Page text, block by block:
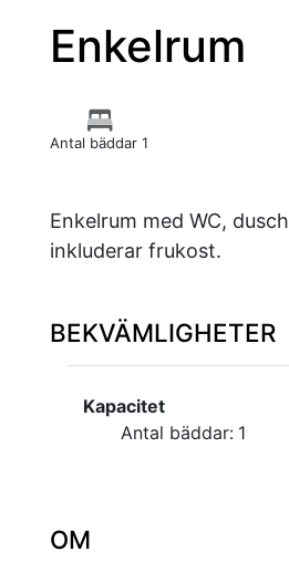
Enkelrum
Antal bäddar 1
Enkelrum med WC,
inkluderar frukost.
BEKVÄMLIGHETER
Kapacitet
Antal bäddar: 1
OM